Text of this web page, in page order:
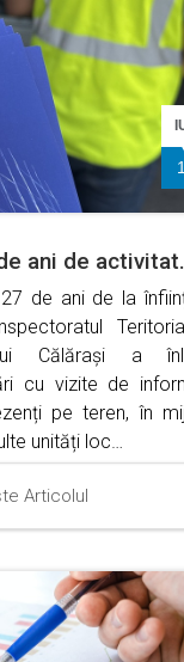
ani de
de ani de la
Călărași a
cu vizite de
pe teren, în
unități loc…
Articolul